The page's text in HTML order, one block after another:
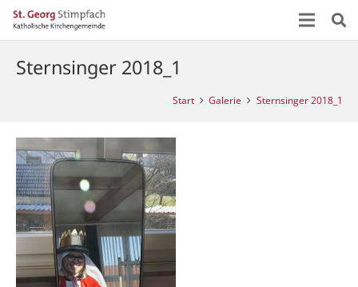
Sternsinger 2018_1
Start Galerie Sternsinger 2018_1